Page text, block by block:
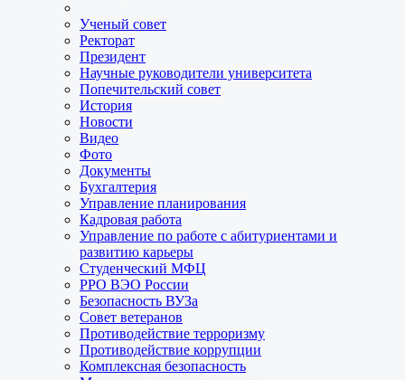
Ученый совет
Ректорат
Президент
Научные руководители университета
Попечительский совет
История
Новости
Видео
Фото
Документы
Бухгалтерия
Управление планирования
Кадровая работа
Управление по работе с абитуриентами и
развитию карьеры
Студенческий МФЦ
РРО ВЭО России
Безопасность ВУЗа
Совет ветеранов
Противодействие терроризму
Противодействие коррупции
Комплексная безопасность